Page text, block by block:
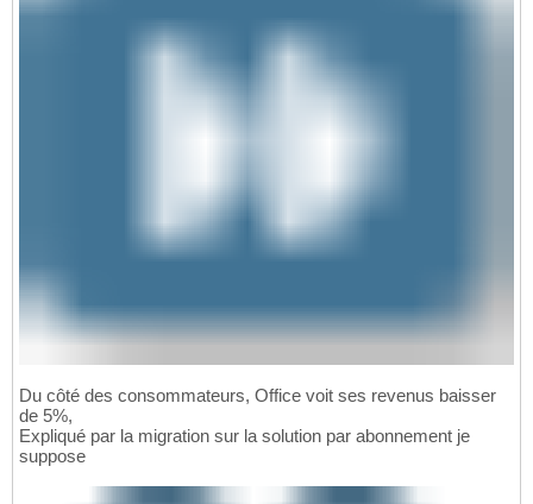
Du côté des consommateurs, Office voit ses revenus baisser
de 5%,
Expliqué par la migration sur la solution par abonnement je
suppose